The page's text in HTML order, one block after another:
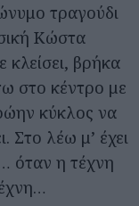
τραγούδι
Κώστα
κλείσει, βρήκα
στο κέντρο με
κύκλος να
Στο λέω μ’ έχει
όταν η τέχνη